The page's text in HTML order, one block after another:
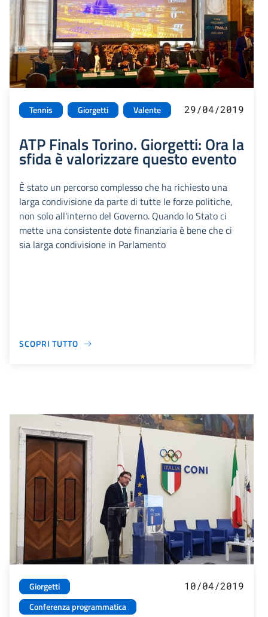
Tennis Giorgetti Valente 29/04/2019
ATP Finals Torino. Giorgetti: Ora la
sfida è valorizzare questo evento
È stato un percorso complesso che ha richiesto una
larga condivisione da parte di tutte le forze politiche,
non solo all'interno del Governo. Quando lo Stato ci
mette una consistente dote finanziaria è bene che ci
sia larga condivisione in Parlamento
SCOPRI TUTTO
Giorgetti
Conferenza programmatica
10/04/2019